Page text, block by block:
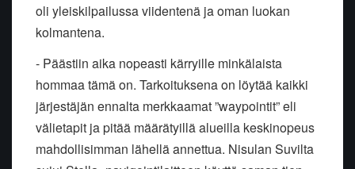
oli yleiskilpailussa viidentenä ja oman luokan
kolmantena.
- Päästiin aika nopeasti kärryille minkälaista
hommaa tämä on. Tarkoituksena on löytää kaikki
järjestäjän ennalta merkkaamat ”waypointit” eli
välietapit ja pitää määrätyillä alueilla keskinopeus
mahdollisimman lähellä annettua. Nisulan Suvilta